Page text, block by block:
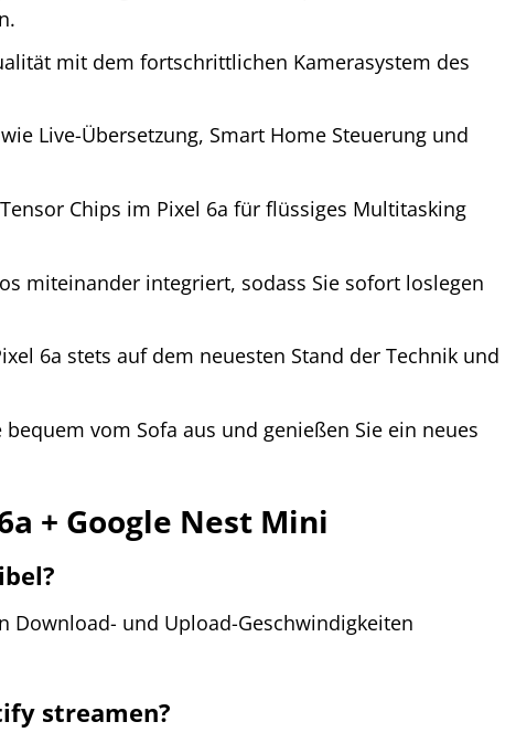
mit dem fortschrittlichen Kamerasystem des
Live-Übersetzung, Smart Home Steuerung und
Chips im Pixel 6a für flüssiges Multitasking
miteinander integriert, sodass Sie sofort loslegen
6a stets auf dem neuesten Stand der Technik und
vom Sofa aus und genießen Sie ein neues
+ Google Nest Mini
Download- und Upload-Geschwindigkeiten
streamen?